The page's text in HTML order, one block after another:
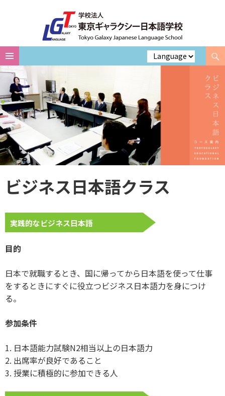
Search
Skip
content
ビジネス日本語クラス
実践的なビジネス日本語
目的
日本で就職するとき、国に帰ってから日本語を使って仕事
をするときにすぐに役立つビジネス日本語力を身につけ
る。
参加条件
1. 日本語能力試験N2相当以上の日本語力
2. 出席率が良好であること
3. 授業に積極的に参加できる人